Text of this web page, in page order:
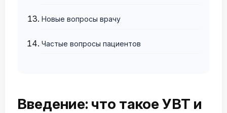
Новые вопросы врачу
Частые вопросы пациентов
Введение: что такое УВТ и